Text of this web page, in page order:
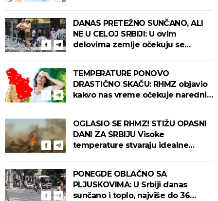
DANAS PRETEŽNO SUNČANO, ALI
NE U CELOJ SRBIJI: U ovim
delovima zemlje očekuju se
TEMPERATURE PONOVO
DRASTIČNO SKAČU: RHMZ objavio
kakvo nas vreme očekuje narednih
OGLASIO SE RHMZ! STIŽU OPASNI
DANI ZA SRBIJU Visoke
temperature stvaraju idealne
PONEGDE OBLAČNO SA
PLJUSKOVIMA: U Srbiji danas
sunčano i toplo, najviše do 36